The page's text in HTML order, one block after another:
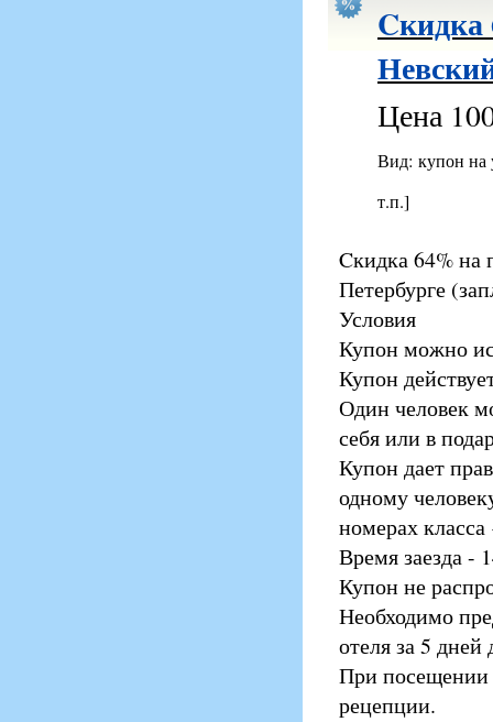
Цена
Вид: купон
т.п.]
Cкидка 64%
Петербурге
Условия
Купон можно
Купон
Один человек
себя или в
Купон дает
одному
номерах
Время заезда -
Купон не
Необходимо
отеля за 5
При посещении
рецепции.